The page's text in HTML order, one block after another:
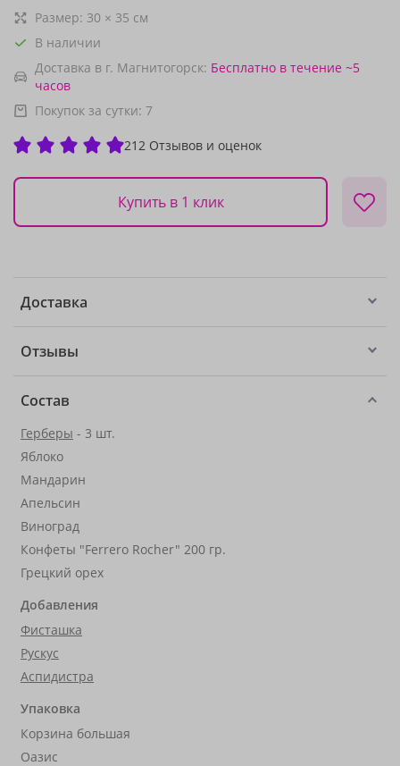
Размер: 30 × 35 см
В наличии
Доставка в г. Магнитогорск: Бесплатно в течение ~5
часов
Покупок за сутки: 7
212 Отзывов и оценок
Купить в 1 клик
Доставка
Отзывы
Состав
Герберы - 3 шт.
Яблоко
Мандарин
Апельсин
Виноград
Конфеты "Ferrero Rocher" 200 гр.
Грецкий орех
Добавления
Фисташка
Рускус
Аспидистра
Упаковка
Корзина большая
Оазис